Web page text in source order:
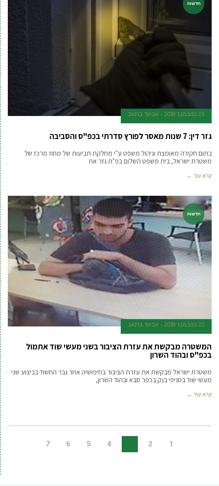
חדשות
25 בנובמבר 2018 אביעד ברטוב
גזר דין: 7 שנות מאסר לפורץ סדרתי בכפ"ס והסביבה
בתום חקירה מאומצת וניהול משפט ע"י מחלקת תביעות של מחוז מרכז של
משטרת ישראל, בית משפט השלום בפ"ת גזר את
קרא עוד ←
חדשות
20 בנובמבר 2018 אביעד ברטוב
המשטרה מבקשת את עזרת הציבור בשני מעשי שוד אתמול
בכפ"ס ובהוד השרון
משטרת ישראל מבקשת את עזרת הציבור בחיפושיה אחר גבר החשוד בביצוע שני
מעשי שוד בסניפי בנק בכפר סבא ובהוד השרון,
קרא עוד ←
1
2
4
5
6
7